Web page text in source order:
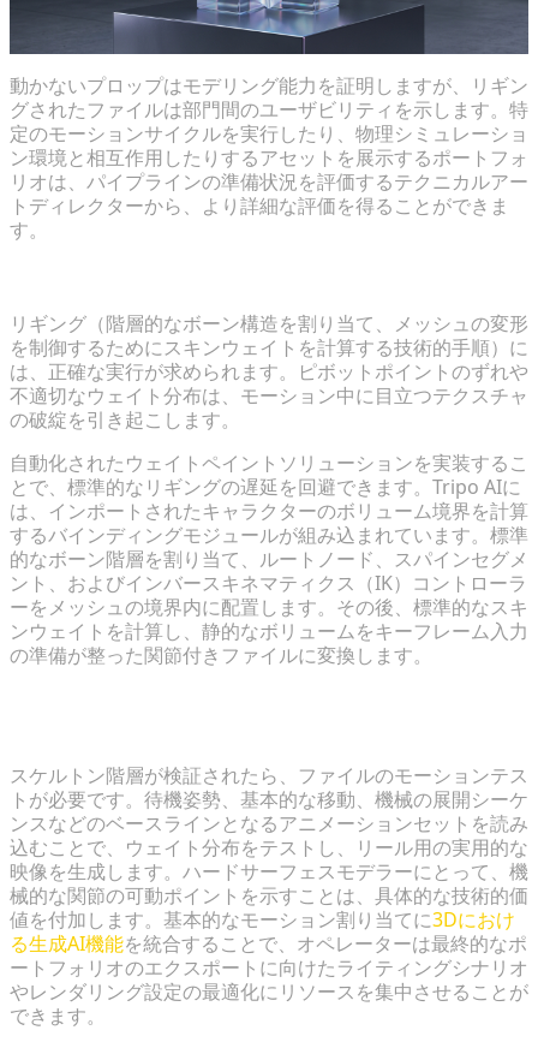
動かないプロップはモデリング能力を証明しますが、リギン
グされたファイルは部門間のユーザビリティを示します。特
定のモーションサイクルを実行したり、物理シミュレーショ
ン環境と相互作用したりするアセットを展示するポートフォ
リオは、パイプラインの準備状況を評価するテクニカルアー
トディレクターから、より詳細な評価を得ることができま
す。
リギング（階層的なボーン構造を割り当て、メッシュの変形
を制御するためにスキンウェイトを計算する技術的手順）に
は、正確な実行が求められます。ピボットポイントのずれや
不適切なウェイト分布は、モーション中に目立つテクスチャ
の破綻を引き起こします。
自動化されたウェイトペイントソリューションを実装するこ
とで、標準的なリギングの遅延を回避できます。Tripo AIに
は、インポートされたキャラクターのボリューム境界を計算
するバインディングモジュールが組み込まれています。標準
的なボーン階層を割り当て、ルートノード、スパインセグメ
ント、およびインバースキネマティクス（IK）コントローラ
ーをメッシュの境界内に配置します。その後、標準的なスキ
ンウェイトを計算し、静的なボリュームをキーフレーム入力
の準備が整った関節付きファイルに変換します。
スケルトン階層が検証されたら、ファイルのモーションテス
トが必要です。待機姿勢、基本的な移動、機械の展開シーケ
ンスなどのベースラインとなるアニメーションセットを読み
込むことで、ウェイト分布をテストし、リール用の実用的な
映像を生成します。ハードサーフェスモデラーにとって、機
械的な関節の可動ポイントを示すことは、具体的な技術的価
値を付加します。基本的なモーション割り当てに3Dにおけ
る生成AI機能を統合することで、オペレーターは最終的なポ
ートフォリオのエクスポートに向けたライティングシナリオ
やレンダリング設定の最適化にリソースを集中させることが
できます。